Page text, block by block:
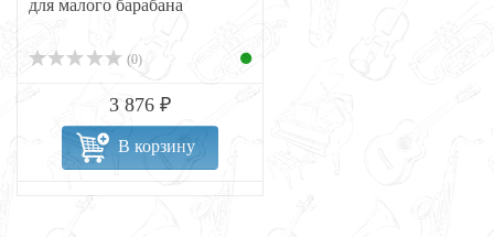
для малого барабана
(0)
3 876 ₽
В корзину